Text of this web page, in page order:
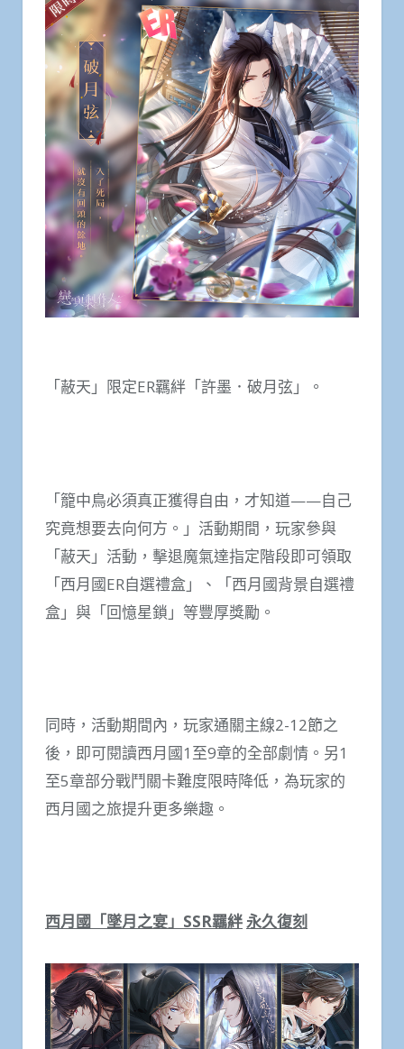
「蔽天」限定ER羈絆「許墨．破月弦」。
「籠中鳥必須真正獲得自由，才知道——自己
究竟想要去向何方。」活動期間，玩家參與
「蔽天」活動，擊退魔氣達指定階段即可領取
「西月國ER自選禮盒」、「西月國背景自選禮
盒」與「回憶星鎖」等豐厚獎勵。
同時，活動期間內，玩家通關主線2-12節之
後，即可閱讀西月國1至9章的全部劇情。另1
至5章部分戰鬥關卡難度限時降低，為玩家的
西月國之旅提升更多樂趣。
西月國「墜月之宴」 SSR羈絆永久復刻